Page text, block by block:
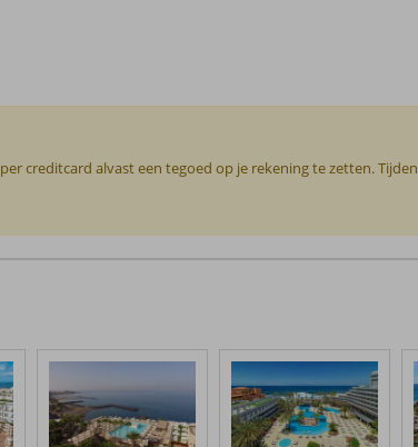
creditcard alvast een tegoed op je rekening te zetten.